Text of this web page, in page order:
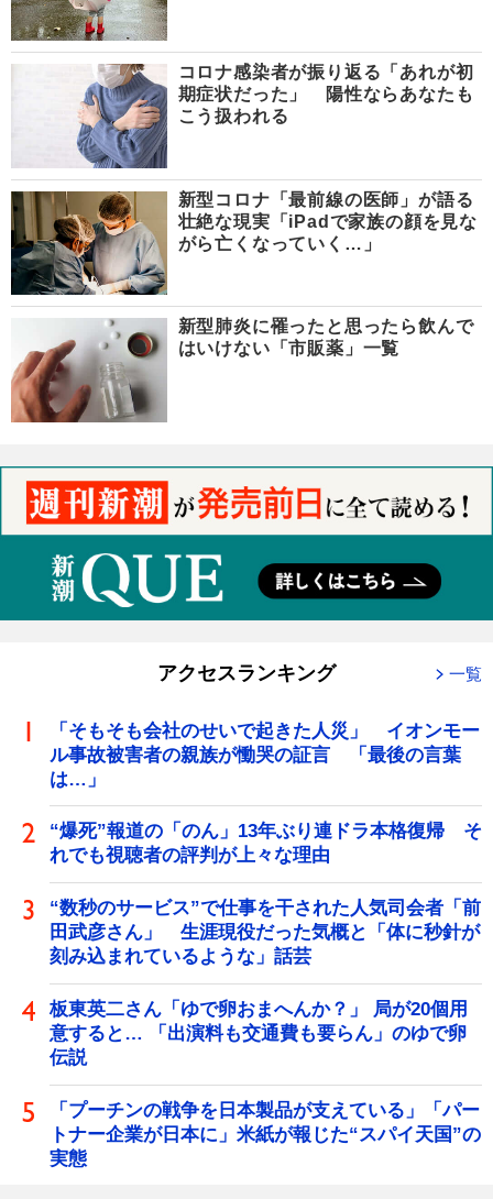
コロナ感染者が振り返る「あれが初
期症状だった」 陽性ならあなたも
こう扱われる
新型コロナ「最前線の医師」が語る
壮絶な現実「iPadで家族の顔を見な
がら亡くなっていく…」
新型肺炎に罹ったと思ったら飲んで
はいけない「市販薬」一覧
アクセスランキング 一覧
「そもそも会社のせいで起きた人災」 イオンモー
ル事故被害者の親族が慟哭の証言 「最後の言葉
は…」
“爆死”報道の「のん」13年ぶり連ドラ本格復帰 そ
れでも視聴者の評判が上々な理由
“数秒のサービス”で仕事を干された人気司会者「前
田武彦さん」 生涯現役だった気概と「体に秒針が
刻み込まれているような」話芸
板東英二さん「ゆで卵おまへんか？」 局が20個用
意すると… 「出演料も交通費も要らん」のゆで卵
伝説
「プーチンの戦争を日本製品が支えている」「パー
トナー企業が日本に」米紙が報じた“スパイ天国”の
実態